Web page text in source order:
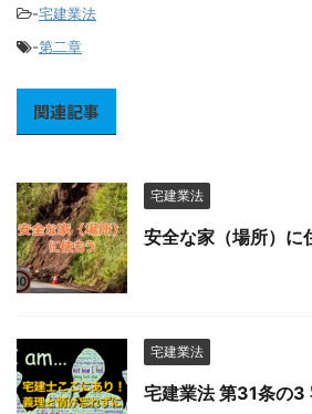
-宅建業法
-第二章
関連記事
宅建業法
安全な家（場所）に
宅建業法
宅建業法 第31条の3